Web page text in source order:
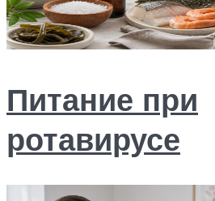
Питание при
ротавирусе